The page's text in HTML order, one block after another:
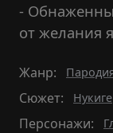
-
от желания
Жанр:
Сюжет: Нукиге
Персонажи: